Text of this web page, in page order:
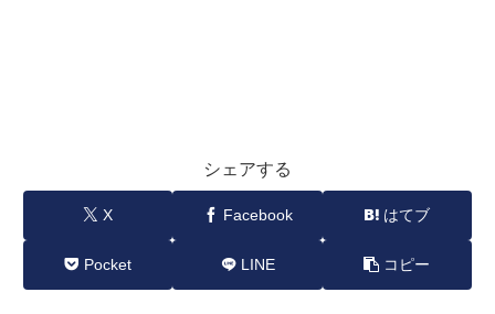
シェアする
X Facebook はてブ
Pocket LINE コピー